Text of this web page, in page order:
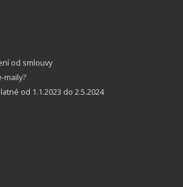
od smlouvy
maily?
od 1.1.2023 do 2.5.2024